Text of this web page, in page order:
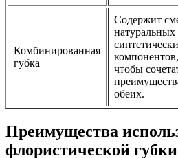
Комбинированная
губка
Содержит
натуральных
компонентов,
чтобы
обеих.
Преимущества
флористической